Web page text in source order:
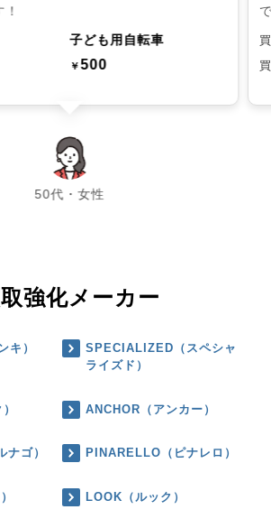
子ども用自転車
￥500
50代・女性
chevron_left chevron_right
強化メーカー
キ）
SPECIALIZED（スペシャ
ライズド）
ANCHOR（アンカー）
ゴ） PINARELLO（ピナレロ）
LOOK（ルック）